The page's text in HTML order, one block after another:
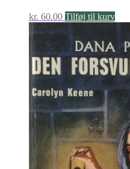
kr. 60.00 Tilføj til kurv